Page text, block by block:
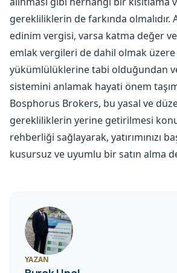
gerekliliklerin de farkında olmalıdır.
edinim vergisi, varsa katma değer
emlak vergileri de dahil olmak
yükümlülüklerine tabi olduğundan
sistemini anlamak hayati önem
Bosphorus Brokers, bu yasal ve
gerekliliklerin yerine getirilmesi
rehberliği sağlayarak, yatırımınızı
kusursuz ve uyumlu bir satın alma
YAZAN